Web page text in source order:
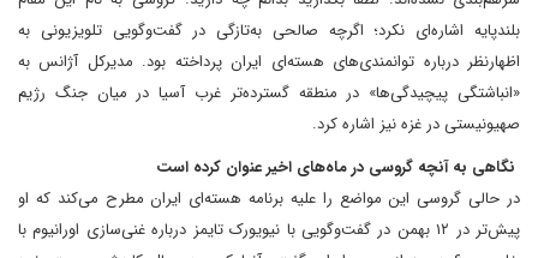
بلندپایه اشاره‌ای نکرد؛ اگرچه صالحی به‌تازگی در گفت‌وگویی تلویزیونی به
اظهارنظر درباره توانمندی‌های هسته‌ای ایران پرداخته بود. مدیرکل آژانس به
«انباشتگی پیچیدگی‌ها» در منطقه گسترده‌تر غرب آسیا در میان جنگ رژیم
صهیونیستی در غزه نیز اشاره کرد.
نگاهی به آنچه گروسی در ماه‌های اخیر عنوان کرده است
در حالی گروسی این مواضع را علیه برنامه هسته‌ای ایران مطرح می‌کند که او
پیش‌تر در ۱۲ بهمن در گفت‌وگویی با نیویورک تایمز درباره غنی‌سازی اورانیوم با